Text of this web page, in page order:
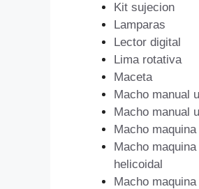
Kit sujecion
Lamparas
Lector digital
Lima rotativa
Maceta
Macho manual
Macho manual
Macho
Macho
helicoidal
Macho